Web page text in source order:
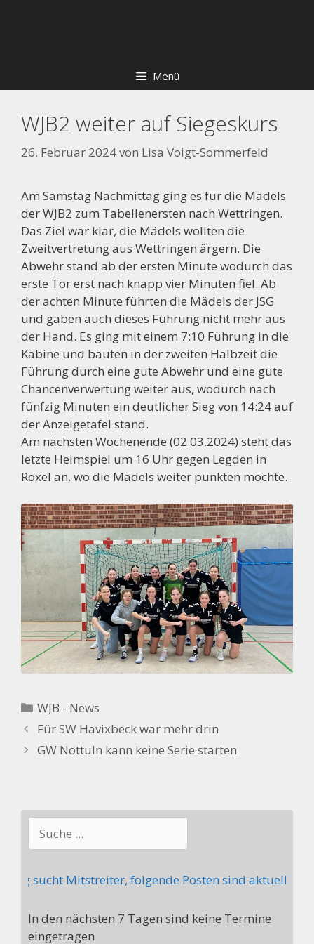
Menü
WJB2 weiter auf Siegeskurs
26. Februar 2024von Lisa Voigt-Sommerfeld
Am Samstag Nachmittag ging es für die Mädels
der WJB2 zum Tabellenersten nach Wettringen.
Das Ziel war klar, die Mädels wollten die
Zweitvertretung aus Wettringen ärgern. Die
Abwehr stand ab der ersten Minute wodurch das
erste Tor erst nach knapp vier Minuten fiel. Ab
der achten Minute führten die Mädels der JSG
und gaben auch dieses Führung nicht mehr aus
der Hand. Es ging mit einem 7:10 Führung in die
Kabine und bauten in der zweiten Halbzeit die
Führung durch eine gute Abwehr und eine gute
Chancenverwertung weiter aus, wodurch nach
fünfzig Minuten ein deutlicher Sieg von 14:24 auf
der Anzeigetafel stand.
Am nächsten Wochenende (02.03.2024) steht das
letzte Heimspiel um 16 Uhr gegen Legden in
Roxel an, wo die Mädels weiter punkten möchte.
Kategorien
WJB - News
Für SW Havixbeck war mehr drin
GW Nottuln kann keine Serie starten
sucht Mitstreiter, folgende Posten sind aktuell
In den nächsten 7 Tagen sind keine Termine
eingetragen